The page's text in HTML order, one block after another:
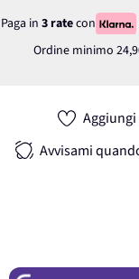
Paga in 3 ratecon
Ordine minimo
Avvisami